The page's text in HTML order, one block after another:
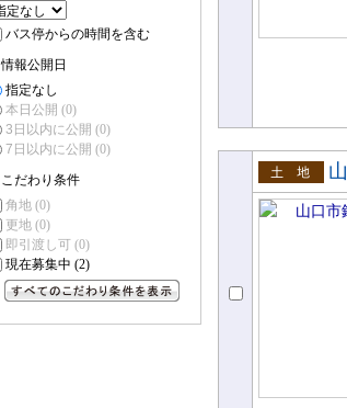
バス停からの時間を含む
情報公開日
指定なし
本日公開 (0)
3日以内に公開 (0)
7日以内に公開 (0)
こだわり条件
角地 (0)
更地 (0)
即引渡し可 (0)
現在募集中 (2)
売土地